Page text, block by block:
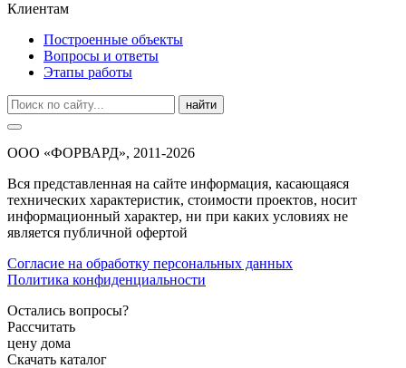
Клиентам
Построенные объекты
Вопросы и ответы
Этапы работы
найти
ООО «ФОРВАРД», 2011-2026
Вся представленная на сайте информация, касающаяся
технических характеристик, стоимости проектов, носит
информационный характер, ни при каких условиях не
является публичной офертой
Согласие на обработку персональных данных
Политика конфиденциальности
Остались вопросы?
Рассчитать
цену дома
Скачать каталог